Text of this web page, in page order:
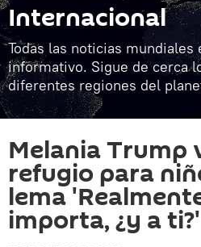
Internacional
Todas las noticias
informativo. Sigue de cerca
diferentes regiones del
Melania Trump
refugio para
lema
importa, ¿y a ti?'